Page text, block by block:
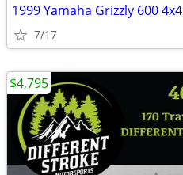
1999 Yamaha Grizzly 600 4x4
7/17
$4,795